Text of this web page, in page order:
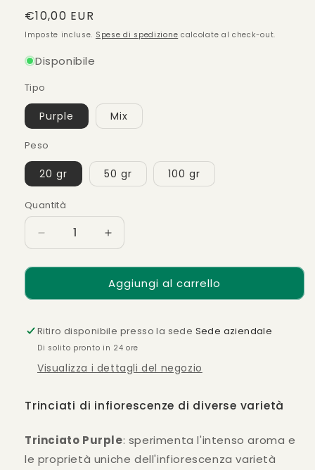
Prezzo
di
€10,00 EUR
Imposte incluse. Spese di spedizione calcolate al check-out.
Disponibile
Tipo
Purple Mix
Peso
20 gr 50 gr 100 gr
Quantità
Diminuisci
quantità
per
Aumenta
quantità
per
Trinciato
Aggiungi al carrello
Ritiro disponibile presso la sede Sede aziendale
Di solito pronto in 24 ore
Visualizza i dettagli del negozio
Trinciati di infiorescenze di diverse varietà
Trinciato Purple: sperimenta l'intenso aroma e
le proprietà uniche dell'infiorescenza varietà